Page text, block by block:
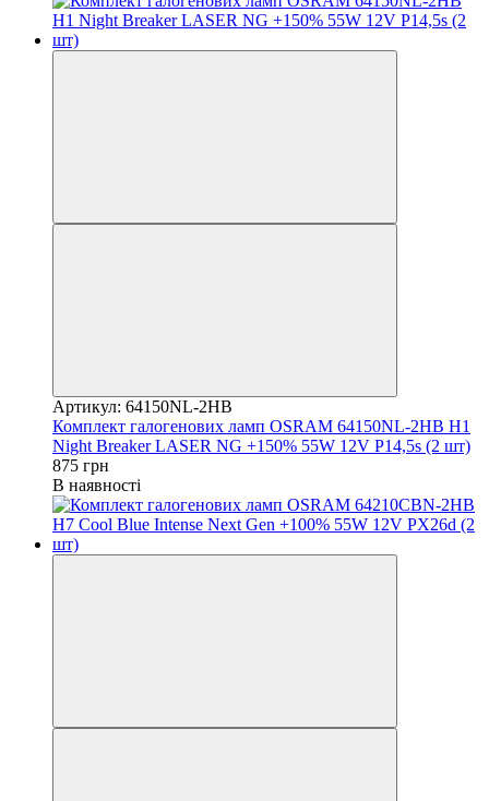
Артикул: 64150NL-2HB
Комплект галогенових ламп OSRAM 64150NL-2HB H1
Night Breaker LASER NG +150% 55W 12V P14,5s (2 шт)
875 грн
В наявності